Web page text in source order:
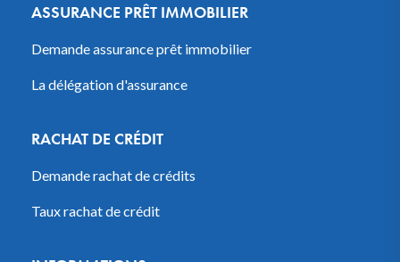
ASSURANCE PRÊT IMMOBILIER
Demande assurance prêt immobilier
La délégation d'assurance
RACHAT DE CRÉDIT
Demande rachat de crédits
Taux rachat de crédit